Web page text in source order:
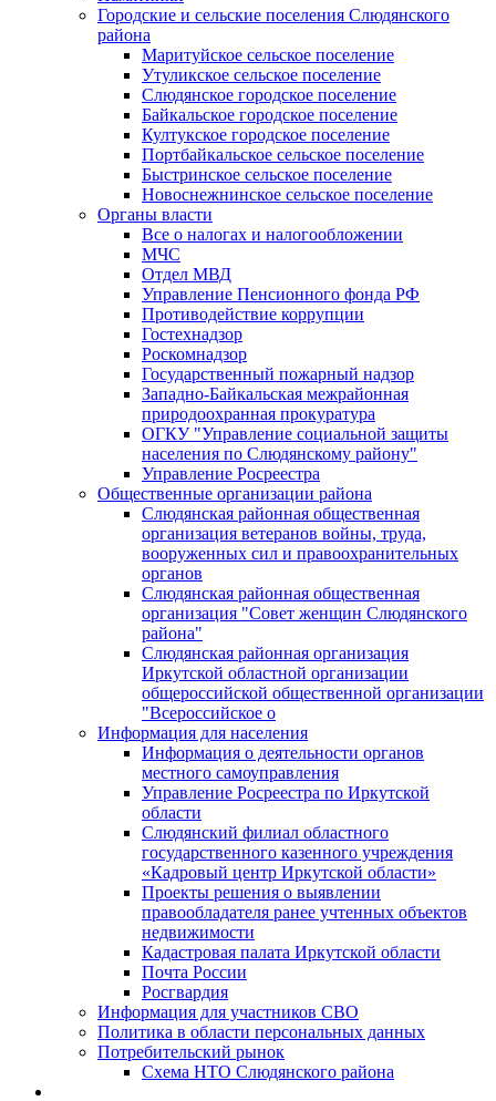
Городские и сельские поселения Слюдянского
района
Маритуйское сельское поселение
Утуликское сельское поселение
Слюдянское городское поселение
Байкальское городское поселение
Култукское городское поселение
Портбайкальское сельское поселение
Быстринское сельское поселение
Новоснежнинское сельское поселение
Органы власти
Все о налогах и налогообложении
МЧС
Отдел МВД
Управление Пенсионного фонда РФ
Противодействие коррупции
Гостехнадзор
Роскомнадзор
Государственный пожарный надзор
Западно-Байкальская межрайонная
природоохранная прокуратура
ОГКУ "Управление социальной защиты
населения по Слюдянскому району"
Управление Росреестра
Общественные организации района
Слюдянская районная общественная
организация ветеранов войны, труда,
вооруженных сил и правоохранительных
органов
Слюдянская районная общественная
организация "Совет женщин Слюдянского
района"
Слюдянская районная организация
Иркутской областной организации
общероссийской общественной организации
"Всероссийское о
Информация для населения
Информация о деятельности органов
местного самоуправления
Управление Росреестра по Иркутской
области
Слюдянский филиал областного
государственного казенного учреждения
«Кадровый центр Иркутской области»
Проекты решения о выявлении
правообладателя ранее учтенных объектов
недвижимости
Кадастровая палата Иркутской области
Почта России
Росгвардия
Информация для участников СВО
Политика в области персональных данных
Потребительский рынок
Схема НТО Слюдянского района